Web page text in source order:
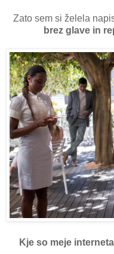
Zato sem si želela
brez glave in
Kje so meje